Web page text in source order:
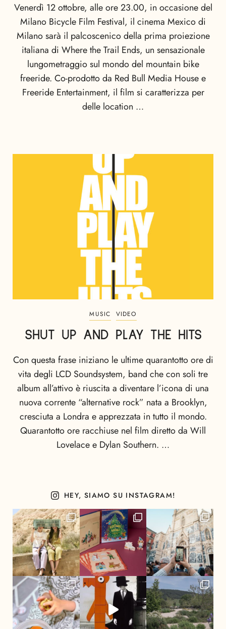
Venerdì 12 ottobre, alle ore 23.00, in occasione del
Milano Bicycle Film Festival, il cinema Mexico di
Milano sarà il palcoscenico della prima proiezione
italiana di Where the Trail Ends, un sensazionale
lungometraggio sul mondo del mountain bike
freeride. Co-prodotto da Red Bull Media House e
Freeride Entertainment, il film si caratterizza per
delle location …
MUSIC VIDEO
SHUT UP AND PLAY THE HITS
Con questa frase iniziano le ultime quarantotto ore di
vita degli LCD Soundsystem, band che con soli tre
album all’attivo è riuscita a diventare l’icona di una
nuova corrente “alternative rock” nata a Brooklyn,
cresciuta a Londra e apprezzata in tutto il mondo.
Quarantotto ore racchiuse nel film diretto da Will
Lovelace e Dylan Southern. …
HEY, SIAMO SU INSTAGRAM!